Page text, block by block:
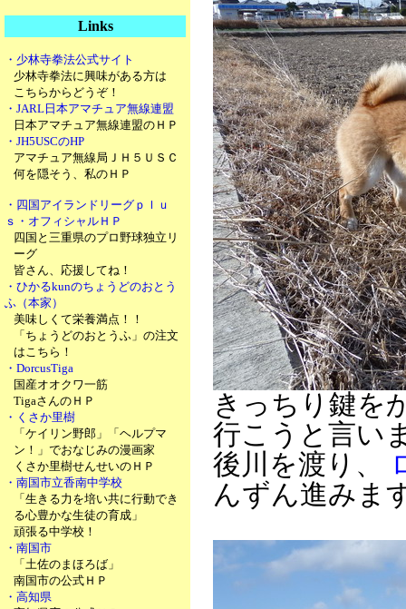
Links
・少林寺拳法公式サイト
少林寺拳法に興味がある方は
こちらからどうぞ！
・JARL日本アマチュア無線連盟
日本アマチュア無線連盟のＨＰ
・JH5USCのHP
アマチュア無線局ＪＨ５ＵＳＣ
何を隠そう、私のＨＰ
・四国アイランドリーグｐｌｕ
ｓ・オフィシャルＨＰ
四国と三重県のプロ野球独立リ
ーグ
皆さん、応援してね！
・ひかるkunのちょうどのおとう
ふ（本家）
美味しくて栄養満点！！
「ちょうどのおとうふ」の注文
はこちら！
・DorcusTiga
国産オオクワ一筋
TigaさんのＨＰ
・くさか里樹
「ケイリン野郎」「ヘルプマ
ン！」でおなじみの漫画家
くさか里樹せんせいのＨＰ
・南国市立香南中学校
「生きる力を培い共に行動でき
る心豊かな生徒の育成」
頑張る中学校！
・南国市
「土佐のまほろば」
南国市の公式ＨＰ
・高知県
きっちり鍵を
行こうと言い
後川を渡り、
んずん進みま